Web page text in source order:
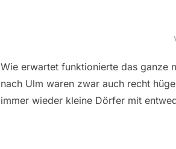
Wie erwartet funktionierte das ganze
nach Ulm waren zwar auch recht
immer wieder kleine Dörfer mit